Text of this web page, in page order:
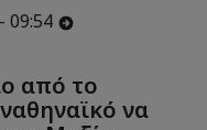
09:54
από το
να